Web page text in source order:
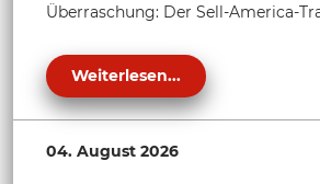
Überraschung: Der Sell-America-
Weiterlesen...
04. August 2026